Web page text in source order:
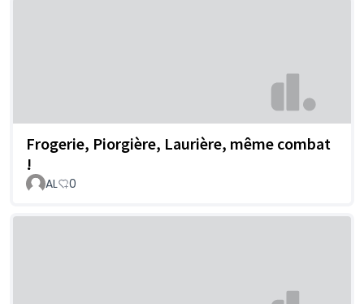
Frogerie, Piorgière, Laurière, même combat
!
AL 0